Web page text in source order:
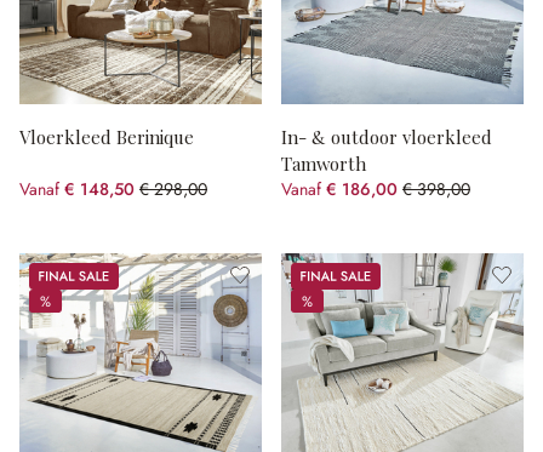
Vloerkleed Berinique
Vanaf € 148,50 € 298,00
(50.17% gespart)
In- & outdoor vloerkleed
Tamworth
Vanaf € 186,00 € 398,00
(53.27% gespart)
Sale
%
%
Sale
%
%